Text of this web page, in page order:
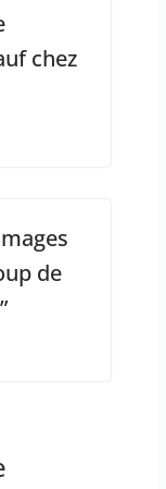
chez
de